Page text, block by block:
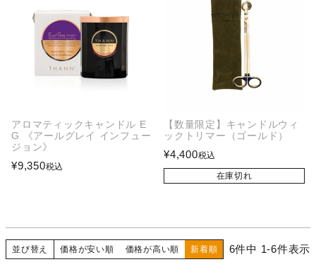
アロマティックキャンドル E
G 《アールグレイ インフュー
ジョン》
¥9,350税込
【数量限定】キャンドルウィ
ックトリマー（ゴールド）
¥4,400税込
在庫切れ
並び替え 価格が安い順 価格が高い順 新着順 6件中 1-6件表示